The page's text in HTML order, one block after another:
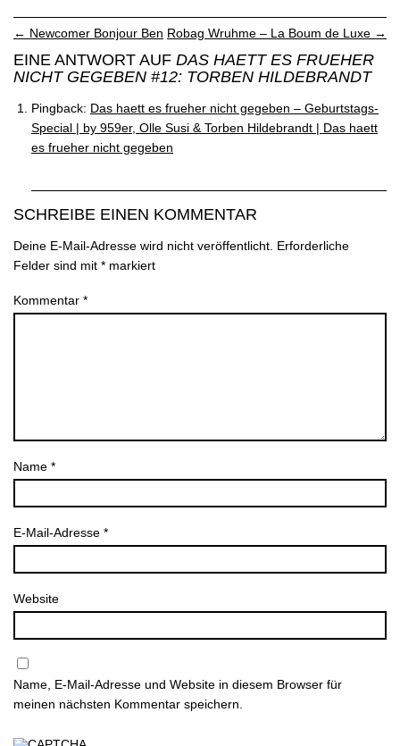
← Newcomer Bonjour Ben Robag Wruhme – La Boum de Luxe →
EINE ANTWORT AUF DAS HAETT ES FRUEHER
NICHT GEGEBEN #12: TORBEN HILDEBRANDT
Pingback: Das haett es frueher nicht gegeben – Geburtstags-
Special | by 959er, Olle Susi & Torben Hildebrandt | Das haett
es frueher nicht gegeben
SCHREIBE EINEN KOMMENTAR
Deine E-Mail-Adresse wird nicht veröffentlicht. Erforderliche
Felder sind mit * markiert
Kommentar *
Name *
E-Mail-Adresse *
Website
Name, E-Mail-Adresse und Website in diesem Browser für
meinen nächsten Kommentar speichern.